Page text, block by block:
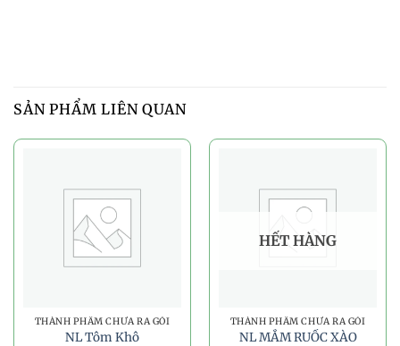
SẢN PHẨM LIÊN QUAN
THÀNH PHẨM CHƯA RA GÓI
NL Tôm Khô
HẾT HÀNG
THÀNH PHẨM CHƯA RA GÓI
NL MẮM RUỐC XÀO